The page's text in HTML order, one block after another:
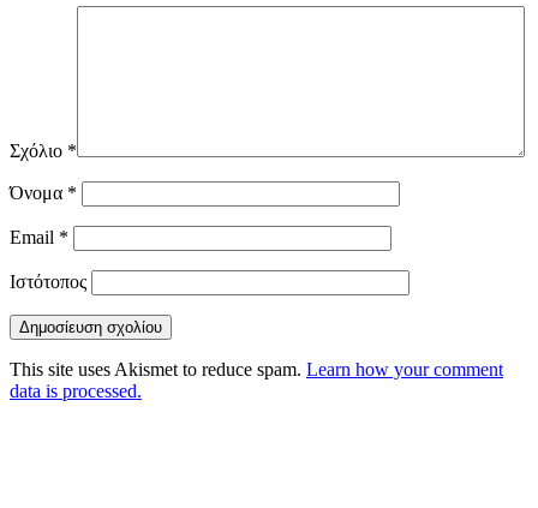
Σχόλιο *
Όνομα *
Email *
Ιστότοπος
This site uses Akismet to reduce spam. Learn how your comment
data is processed.